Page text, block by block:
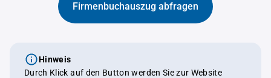
Firmenbuchauszug abfragen
Hinweis
Durch Klick auf den Button werden Sie zur Website